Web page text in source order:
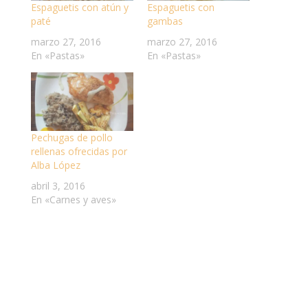
Espaguetis con atún y
paté
marzo 27, 2016
En «Pastas»
Espaguetis con
gambas
marzo 27, 2016
En «Pastas»
Pechugas de pollo
rellenas ofrecidas por
Alba López
abril 3, 2016
En «Carnes y aves»